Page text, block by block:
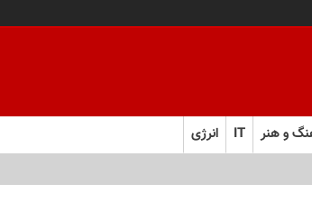
و هنر IT انرژی